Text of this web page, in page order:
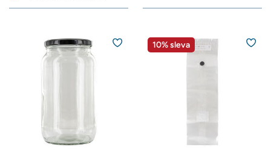
10% sleva